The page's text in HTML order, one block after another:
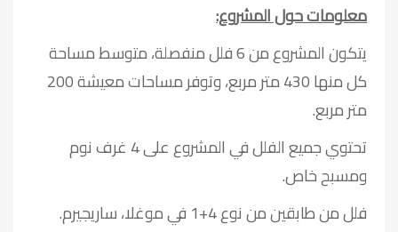
معلومات حول المشروع:
يتكون المشروع من 6 فلل منفصلة، متوسط مساحة
كل منها 430 متر مربع، وتوفر مساحات معيشة 200
متر مربع.
تحتوي جميع الفلل في المشروع على 4 غرف نوم
ومسبح خاص.
فلل من طابقين من نوع 4+1 في موغلا، ساريجيرم.